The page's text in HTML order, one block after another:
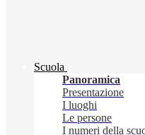
Scuola
Panoramica
Presentazione
I luoghi
Le persone
I numeri della